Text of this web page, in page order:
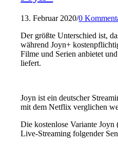
13. Februar 2020/0
Der größte Unterschied ist,
während Joyn+
Filme und Serien anbietet
liefert.
Joyn ist ein deutscher
mit dem Netflix verglichen
Die kostenlose Variante
Live-Streaming folgender